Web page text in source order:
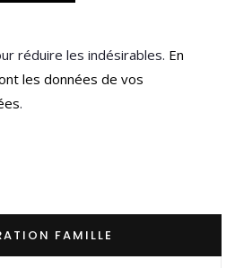
réduire les indésirables. En
les données de vos
.
FAMILLE